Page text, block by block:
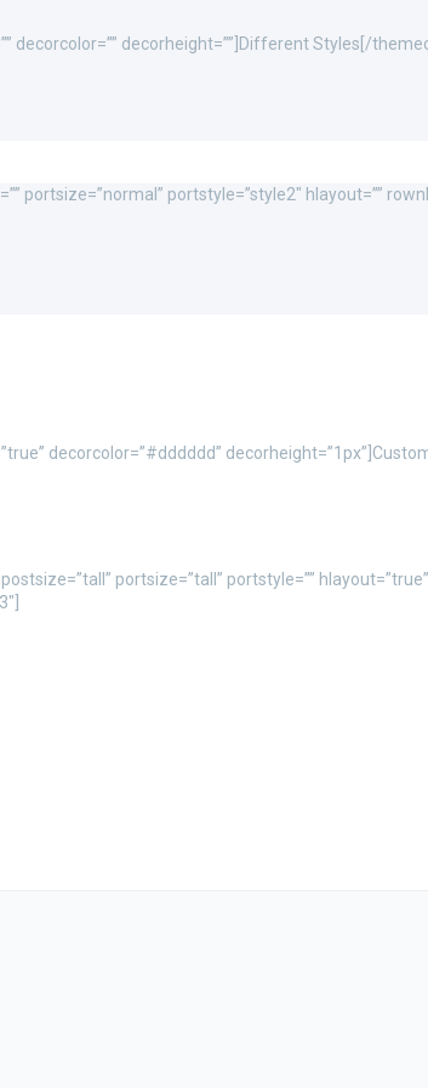
decorcolor=”” decorheight=””]Different Styles[/
portsize=”normal” portstyle=”style2″ hlayout=””
decorcolor=”#dddddd”
portsize=”tall” portstyle=””